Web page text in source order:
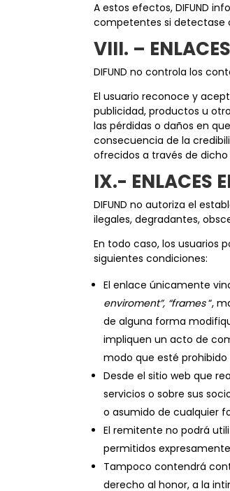
A estos efectos, DIFUND
competentes si detectase
VIII. –
DIFUND no controla los
El usuario reconoce y
publicidad, productos u
las pérdidas o daños en
consecuencia de la
ofrecidos a través de dicho
IX.- ENLACES
DIFUND no autoriza el
ilegales, degradantes,
En todo caso, los usuarios
siguientes condiciones:
El enlace únicamente
enviroment”, “frames “,
de alguna forma
impliquen un acto de
modo que esté prohibido
Desde el sitio web que
servicios o sobre sus
o asumido de cualquier
El remitente no podrá
permitidos expresamente
Tampoco contendrá
derecho al honor, a la